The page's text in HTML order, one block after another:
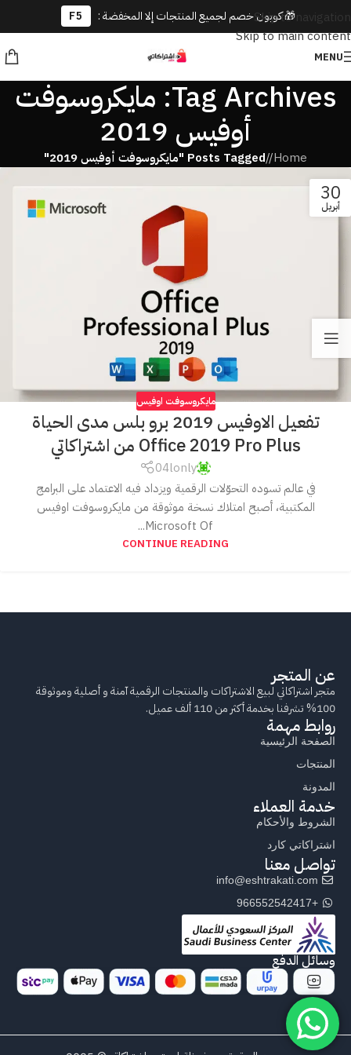
🎁 كوبون خصم لجميع المنتجات إلا المخفضة : F5
Skip to navigation
Skip to main content
MENU
Tag Archives: مايكروسوفت
أوفيس 2019
Home
/ Posts Tagged "مايكروسوفت أوفيس 2019"
30
أبريل
مايكروسوفت اوفيس
تفعيل الاوفيس 2019 برو بلس مدى الحياة
Office 2019 Pro Plus من اشتراكاتي
04lonly
في عالم تسوده التحوّلات الرقمية ويزداد فيه الاعتماد على البرامج
المكتبية، أصبح امتلاك نسخة موثوقة من مايكروسوفت اوفيس
Microsoft Of...
CONTINUE READING
عن المتجر
متجر اشتراكاتي لبيع الاشتراكات والمنتجات الرقمية آمنة و أصلية وموثوقة
100% تشرفنا بخدمة أكثر من 110 ألف عميل.
روابط مهمة
الصفحة الرئيسية
المنتجات
المدونة
خدمة العملاء
الشروط والأحكام
اشتراكاتي كارد
تواصل معنا
info@eshtrakati.com
+966552542417
وسائل الدفع